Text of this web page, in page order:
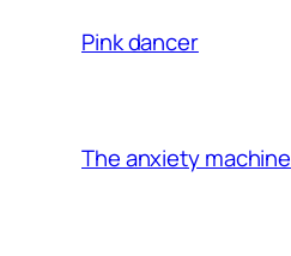
Pink dancer
The anxiety machine